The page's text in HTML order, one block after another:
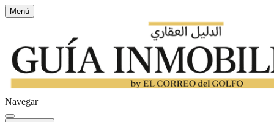
Menú
Navegar